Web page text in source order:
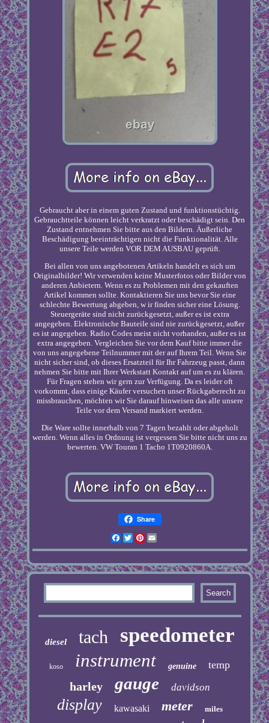
Gebraucht aber in einem guten Zustand und funktionstüchtig.
Gebrauchtteile können leicht verkratzt oder beschädigt sein. Den
Zustand entnehmen Sie bitte aus den Bildern. Äußerliche
Beschädigung beeinträchtigen nicht die Funktionalität. Alle
unsere Teile werden VOR DEM AUSBAU geprüft.
Bei allen von uns angebotenen Artikeln handelt es sich um
Originalbilder! Wir verwenden keine Musterfotos oder Bilder von
anderen Anbietern. Wenn es zu Problemen mit den gekauften
Artikel kommen sollte. Kontaktieren Sie uns bevor Sie eine
schlechte Bewertung abgeben, w ir finden sicher eine Lösung.
Steuergeräte sind nicht zurückgesetzt, außer es ist extra
angegeben. Elektronische Bauteile sind nie zurückgesetzt, außer
es ist angegeben. Radio Codes meist nicht vorhanden, außer es ist
extra angegeben. Vergleichen Sie vor dem Kauf bitte immer die
von uns angegebene Teilnummer mit der auf Ihrem Teil. Wenn Sie
nicht sicher sind, ob dieses Ersatzteil für Ihr Fahrzeug passt, dann
nehmen Sie bitte mit Ihrer Werkstatt Kontakt auf um es zu klären.
Für Fragen stehen wir gern zur Verfügung. Da es leider oft
vorkommt, dass einige Käufer versuchen unser Rückgaberecht zu
missbrauchen, möchten wir Sie darauf hinweisen das alle unsere
Teile vor dem Versand markiert werden.
Die Ware sollte innerhalb von 7 Tagen bezahlt oder abgeholt
werden. Wenn alles in Ordnung ist vergessen Sie bitte nicht uns zu
bewerten. VW Touran 1 Tacho 1T0920860A.
Share
Facebook
TwitterPinterest
diesel tach speedometer
koso instrument genuine temp
harley gauge davidson
display kawasaki meter miles